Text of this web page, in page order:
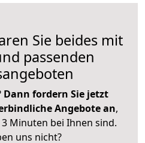
Sie beides mit
passenden
Dann fordern Sie jetzt
Angebote an,
Minuten bei Ihnen sind.
uns nicht?